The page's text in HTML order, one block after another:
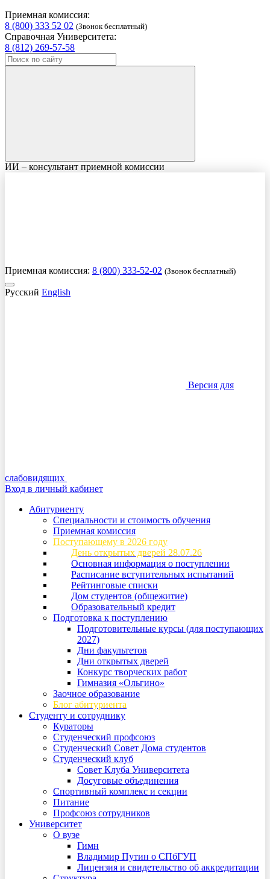
Приемная комиссия:
8 (800) 333 52 02 (Звонок бесплатный)
Справочная Университета:
8 (812) 269-57-58
ИИ – консультант приемной комиссии
Приемная комиссия: 8 (800) 333-52-02 (Звонок бесплатный)
Русский English
Версия для
слабовидящих
Вход в личный кабинет
Абитуриенту
Специальности и стоимость обучения
Приемная комиссия
Поступающему в 2026 году
День открытых дверей 28.07.26
Основная информация о поступлении
Расписание вступительных испытаний
Рейтинговые списки
Дом студентов (общежитие)
Образовательный кредит
Подготовка к поступлению
Подготовительные курсы (для поступающих
2027)
Дни факультетов
Дни открытых дверей
Конкурс творческих работ
Гимназия «Ольгино»
Заочное образование
Блог абитуриента
Студенту и сотруднику
Кураторы
Студенческий профсоюз
Студенческий Совет Дома студентов
Студенческий клуб
Совет Клуба Университета
Досуговые объединения
Спортивный комплекс и секции
Питание
Профсоюз сотрудников
Университет
О вузе
Гимн
Владимир Путин о СПбГУП
Лицензия и свидетельство об аккредитации